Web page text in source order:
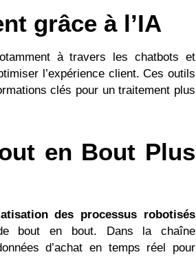
grâce à l’IA
à travers les chatbots et
l’expérience client. Ces outils
clés pour un traitement plus
en Bout Plus
des processus robotisés
bout en bout. Dans la chaîne
d’achat en temps réel pour